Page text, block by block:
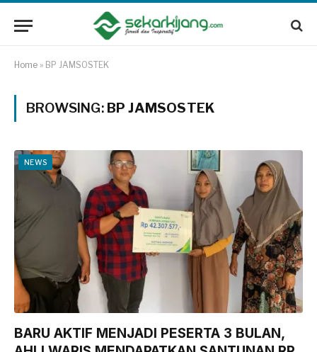
Home » BP JAMSOSTEK
BROWSING: BP JAMSOSTEK
NEWS
BARU AKTIF MENJADI PESERTA 3 BULAN,